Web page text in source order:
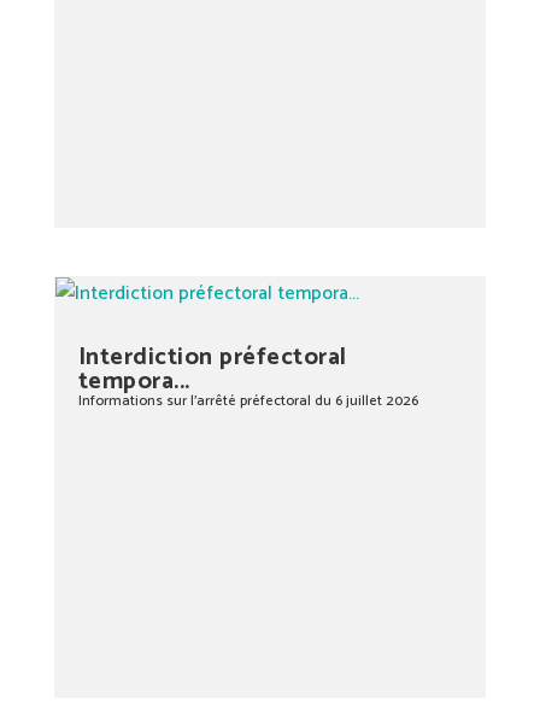
Interdiction préfectoral
tempora...
Informations sur l’arrêté préfectoral du 6 juillet 2026